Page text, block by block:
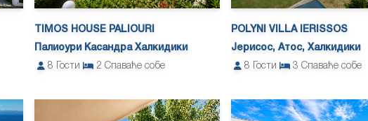
TIMOS HOUSE PALIOURI
Палиоури Касандра Халкидики
8
Гости 2 Спаваће собе
POLYNI VILLA IERISSOS
Јерисос, Атос, Халкидики
8
Гости 3 Спаваће собе